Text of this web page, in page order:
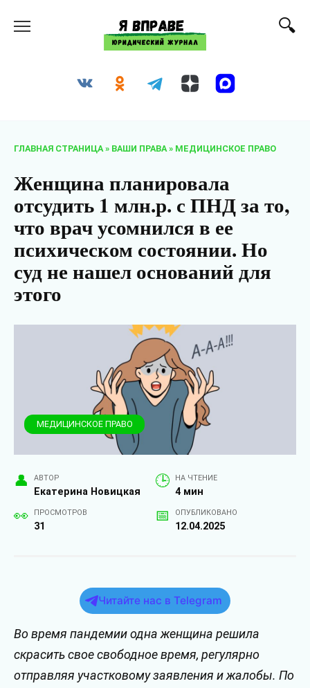
ГЛАВНАЯ СТРАНИЦА » ВАШИ ПРАВА » МЕДИЦИНСКОЕ ПРАВО
Женщина планировала
отсудить 1 млн.р. с ПНД за то,
что врач усомнился в ее
психическом состоянии. Но
суд не нашел оснований для
этого
МЕДИЦИНСКОЕ ПРАВО
АВТОР
Екатерина Новицкая
НА ЧТЕНИЕ
4 мин
ПРОСМОТРОВ
31
ОПУБЛИКОВАНО
12.04.2025
Читайте нас в Telegram
Во время пандемии одна женщина решила
скрасить свое свободное время, регулярно
отправляя участковому заявления и жалобы. По